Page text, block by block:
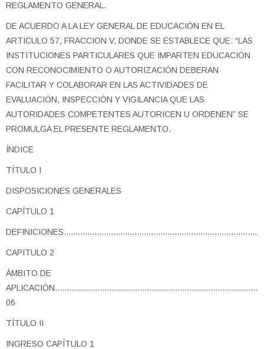
REGLAMENTO GENERAL.
DE ACUERDO A LA LEY GENERAL DE EDUCACIÓN EN EL
ARTICULO 57, FRACCION V, DONDE SE ESTABLECE QUE: “LAS
INSTITUCIONES PARTICULARES QUE IMPARTEN EDUCACIÓN
CON RECONOCIMIENTO O AUTORIZACIÓN DEBERAN
FACILITAR Y COLABORAR EN LAS ACTIVIDADES DE
EVALUACIÓN, INSPECCIÓN Y VIGILANCIA QUE LAS
AUTORIDADES COMPETENTES AUTORICEN U ORDENEN” SE
PROMULGA EL PRESENTE REGLAMENTO.
ÍNDICE
TÍTULO I
DISPOSICIONES GENERALES
CAPÍTULO 1
CAPITULO 2
ÁMBITO DE
06
TÍTULO II
INGRESO CAPÍTULO 1